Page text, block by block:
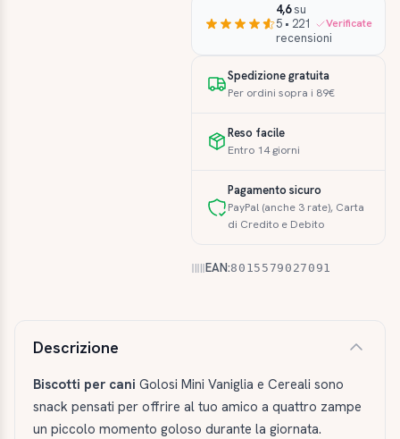
4,6su
5 • 221
recensioni
Verificate
Spedizione gratuita
Per ordini sopra i 89€
Reso facile
Entro 14 giorni
Pagamento sicuro
PayPal (anche 3 rate), Carta
di Credito e Debito
EAN:8015579027091
Descrizione
Biscotti per cani Golosi Mini Vaniglia e Cereali sono
snack pensati per offrire al tuo amico a quattro zampe
un piccolo momento goloso durante la giornata.